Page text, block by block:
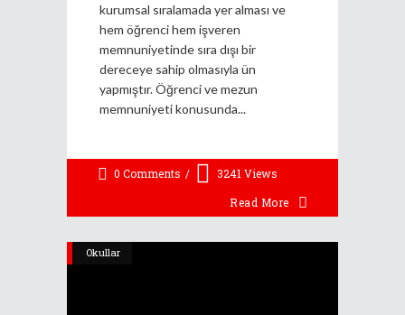
kurumsal sıralamada yer alması ve
hem öğrenci hem işveren
memnuniyetinde sıra dışı bir
dereceye sahip olmasıyla ün
yapmıştır. Öğrenci ve mezun
memnuniyeti konusunda
0 Comments 3241 Views
Read More
Okullar